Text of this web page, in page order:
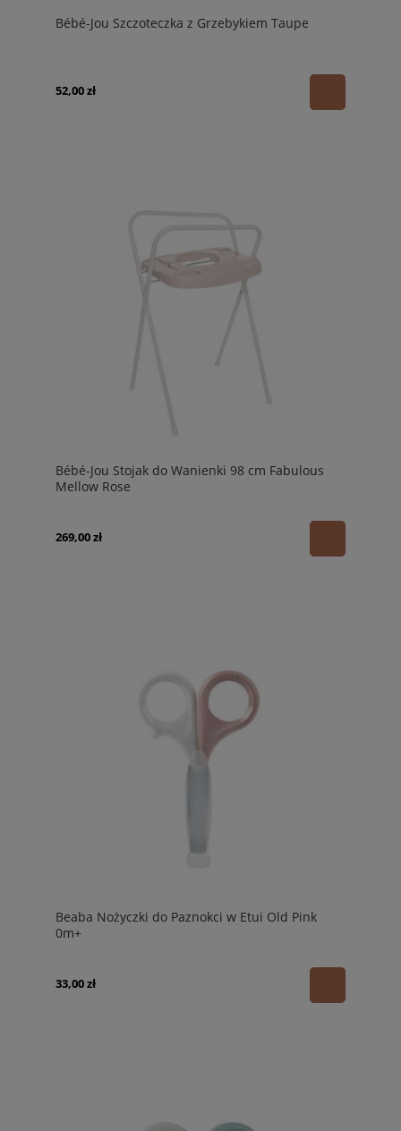
Bébé-Jou Szczoteczka z Grzebykiem Taupe
52,00 zł
Bébé-Jou Stojak do Wanienki 98 cm Fabulous
Mellow Rose
269,00 zł
Beaba Nożyczki do Paznokci w Etui Old Pink
0m+
33,00 zł